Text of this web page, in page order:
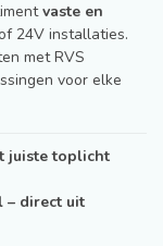
vaste en
24V installaties.
met RVS
voor elke
juiste toplicht
– direct uit